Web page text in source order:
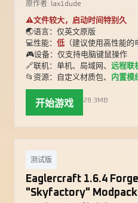
原作者: lax1dude
⚠️文件较大，启动时间特别久
🌏语言：仅英文原版
💻性能： 低 （建议使用高性能的
🎮设备：仅支持电脑键鼠操作
🔗联机：单机、局域网、 远程联
📂资源：自定义材质包、
内置模
开始游戏 28.3MB
测试版
Eaglercraft 1.6.4 Forge
"Skyfactory" Modpack